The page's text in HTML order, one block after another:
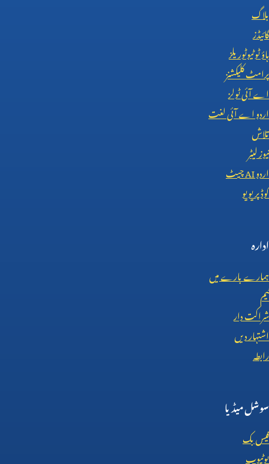
بلاگ
گائیڈز
ہاؤ ٹو ٹیوٹوریلز
پرامٹ کلیکشنز
اے آئی ٹولز
اردو اے آئی لغت
تلاش
نیوز لیٹر
اردوAIچیٹ
کوڈ پریویو
ادارہ
ہمارے بارے میں
ٹیم
شراکت دار
اشتہار دیں
رابطہ
سوشل میڈیا
فیس بک
یوٹیوب